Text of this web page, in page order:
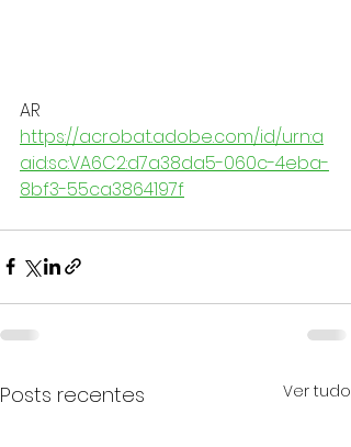
AR
https://acrobat.adobe.com/id/urn:a
aid:sc:VA6C2:d7a38da5-060c-4eba-
8bf3-55ca3864197f
Posts recentes Ver tudo